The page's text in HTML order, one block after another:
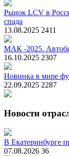
Рынок LCV в
спада
13.08.2025 2411
МАК -2025.
16.10.2025 2307
Новинка в мире
22.09.2025 2287
Новости
В Екатеринбурге
07.08.2026 36